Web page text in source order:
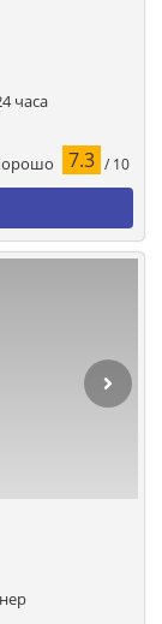
часа
7.3 / 10